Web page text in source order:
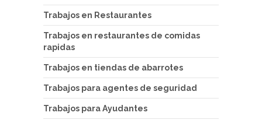
Trabajos en Restaurantes
Trabajos en restaurantes de comidas
rapidas
Trabajos en tiendas de abarrotes
Trabajos para agentes de seguridad
Trabajos para Ayudantes